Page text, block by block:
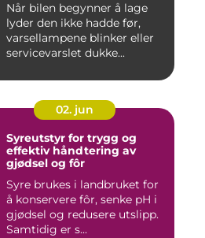
Når bilen begynner å lage
lyder den ikke hadde før,
varsellampene blinker eller
servicevarslet dukke...
02. jun
Syreutstyr for trygg og
effektiv håndtering av
gjødsel og fôr
Syre brukes i landbruket for
å konservere fôr, senke pH i
gjødsel og redusere utslipp.
Samtidig er s...